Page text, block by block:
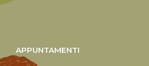
APPUNTAMENTI